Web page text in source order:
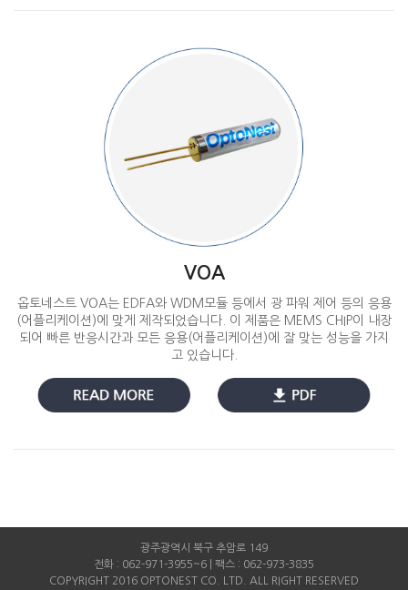
VOA
옵토네스트 VOA는 EDFA와 WDM모듈 등에서 광 파워 제어 등의 응용
(어플리케이션)에 맞게 제작되었습니다. 이 제품은 MEMS CHIP이 내장
되어 빠른 반응시간과 모든 응용(어플리케이션)에 잘 맞는 성능을 가지
고 있습니다.
광주광역시 북구 추암로 149
전화 : 062-971-3955~6 | 팩스 : 062-973-3835
COPYRIGHT 2016 OPTONEST CO. LTD. ALL RIGHT RESERVED